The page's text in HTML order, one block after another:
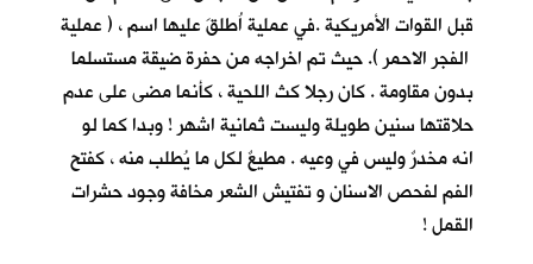
قبل القوات الأمريكية .في عملية اُطلقَ عليها اسم ، ( عملية
الفجر الاحمر ). حيث تم اخراجه من حفرة ضيقة مستسلما
بدون مقاومة . كان رجلا كث اللحية ، كأنما مضى على عدم
حلاقتها سنين طويلة وليست ثمانية اشهر ! وبدا كما لو
انه مخدرٌ وليس في وعيه . مطيعٌ لكل ما يُطلب منه ، كفتح
الفم لفحص الاسنان و تفتيش الشعر مخافة وجود حشرات
القمل !